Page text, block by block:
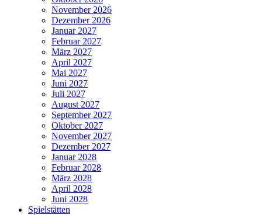
November 2026
Dezember 2026
Januar 2027
Februar 2027
März 2027
April 2027
Mai 2027
Juni 2027
Juli 2027
August 2027
September 2027
Oktober 2027
November 2027
Dezember 2027
Januar 2028
Februar 2028
März 2028
April 2028
Juni 2028
Spielstätten